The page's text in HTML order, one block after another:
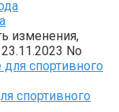
изменения,
No
спортивного